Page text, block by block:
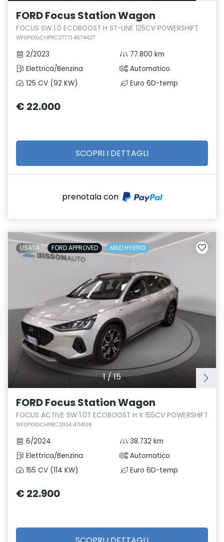
FORD Focus Station Wagon
FOCUS SW 1.0 ECOBOOST H ST-LINE 125CV POWERSHIFT
WF0PXXGCHPPC37771 4674427
2/2023
77.800 km
Elettrica/Benzina
Automatico
125 CV (92 KW)
Euro 6D-temp
€ 22.000
SCOPRI I DETTAGLI
prenotala con
1/15
USATA FORD APPROVED MILD HYBRID
FORD Focus Station Wagon
FOCUS ACTIVE SW 1.0T ECOBOOST H X 155CV POWERSHIFT
WF0PXXGCHPRC21104 4714106
6/2024
38.732 km
Elettrica/Benzina
Automatico
155 CV (114 KW)
Euro 6D-temp
€ 22.900